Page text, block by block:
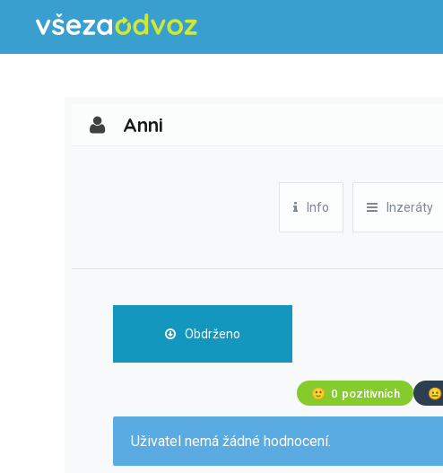
Anni
Info Inzeráty
Obdrženo
🙂 0 pozitivních 😐
Uživatel nemá žádné hodnocení.